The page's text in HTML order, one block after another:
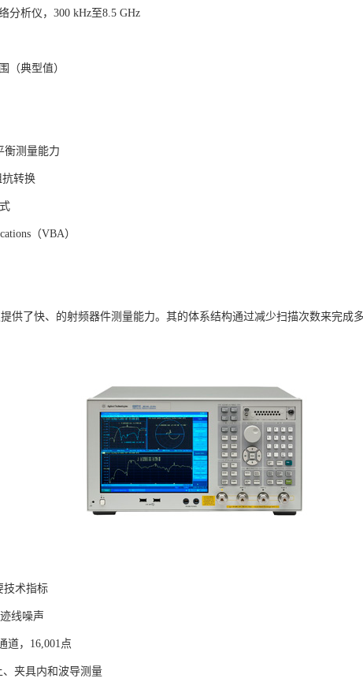
分析仪，300 kHz至8.5 GHz
（典型值）
衡测量能力
转换
（VBA）
提供了快、的射频器件测量能力。其的体系结构通过减少扫描次数来完成
技术指标
线噪声
道，16,001点
夹具内和波导测量